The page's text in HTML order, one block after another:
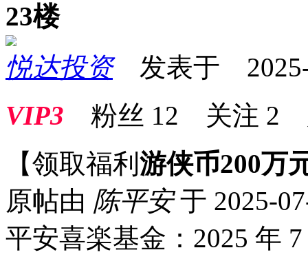
23楼
悦达投资发表于 2025-
VIP3 粉丝 12 关注 2
【领取福利 游侠币200万
原帖由 陈平安于 2025-
平安喜楽基金：2025 年